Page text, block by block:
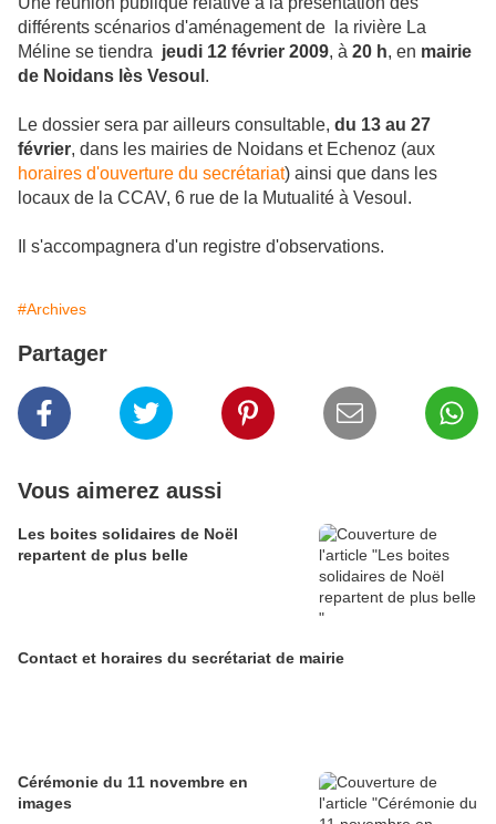
différents scénarios d'aménagement de la rivière La
Méline se tiendra jeudi 12 février 2009, à 20 h, en mairie
de Noidans lès Vesoul .
Le dossier sera par ailleurs consultable, du 13 au 27
février, dans les mairies de Noidans et Echenoz (aux
horaires d'ouverture du secrétariat) ainsi que dans les
locaux de la CCAV, 6 rue de la Mutualité à Vesoul.
Il s'accompagnera d'un registre d'observations.
#Archives
Partager
Vous aimerez aussi
Les boites solidaires de Noël
repartent de plus belle
Contact et horaires du secrétariat de mairie
Cérémonie du 11 novembre en
images